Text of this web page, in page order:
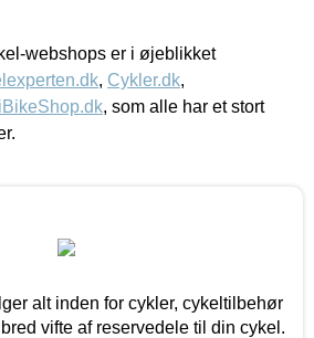
webshops er i øjeblikket
, Cykler.dk,
, som alle har et stort
alt inden for cykler, cykeltilbehør
vifte af reservedele til din cykel.